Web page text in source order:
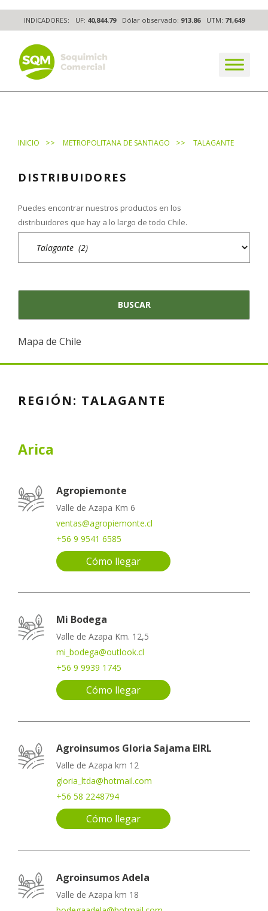
to
content
INDICADORES: UF: 40,844.79 Dólar observado: 913.86 UTM: 71,649
The worldwide business formula
INICIO >> METROPOLITANA DE SANTIAGO >> TALAGANTE
DISTRIBUIDORES
Puedes encontrar nuestros productos en los
distribuidores que hay a lo largo de todo Chile.
Mapa de Chile
REGIÓN: TALAGANTE
Arica
Agropiemonte
Valle de Azapa Km 6
ventas@agropiemonte.cl
+56 9 9541 6585
Cómo llegar
Mi Bodega
Valle de Azapa Km. 12,5
mi_bodega@outlook.cl
+56 9 9939 1745
Cómo llegar
Agroinsumos Gloria Sajama EIRL
Valle de Azapa km 12
gloria_ltda@hotmail.com
+56 58 2248794
Cómo llegar
Agroinsumos Adela
Valle de Azapa km 18